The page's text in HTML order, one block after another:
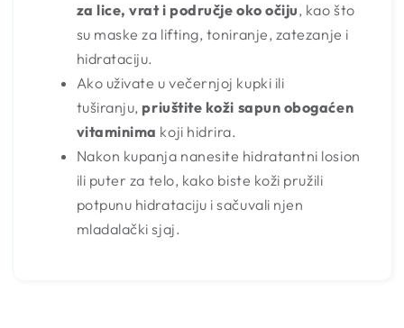
za lice, vrat i područje oko očiju, kao što
su maske za lifting, toniranje, zatezanje i
hidrataciju.
Ako uživate u večernjoj kupki ili
tuširanju, priuštite koži sapun obogaćen
vitaminima koji hidrira.
Nakon kupanja nanesite hidratantni losion
ili puter za telo, kako biste koži pružili
potpunu hidrataciju i sačuvali njen
mladalački sjaj.